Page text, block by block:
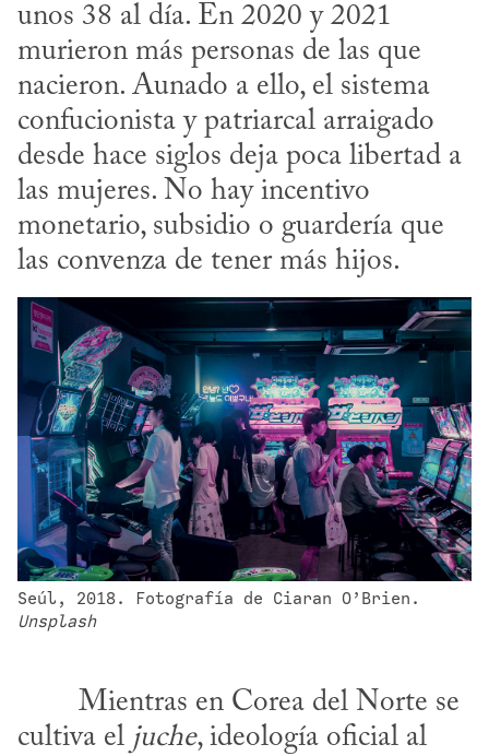
unos 38 al día. En 2020 y 2021
murieron más personas de las que
nacieron. Aunado a ello, el sistema
confucionista y patriarcal arraigado
desde hace siglos deja poca libertad a
las mujeres. No hay incentivo
monetario, subsidio o guardería que
las convenza de tener más hijos.
Unsplash
cultiva el juche, ideología oficial al